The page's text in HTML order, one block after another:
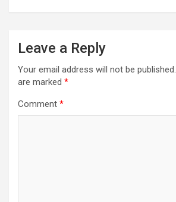
Leave a Reply
Your email address will not be published.
are marked *
Comment *